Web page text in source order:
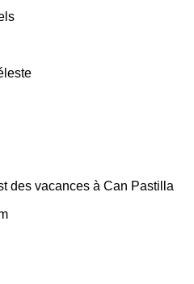
des vacances à Can Pastilla